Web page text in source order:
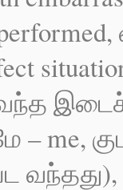
– me,